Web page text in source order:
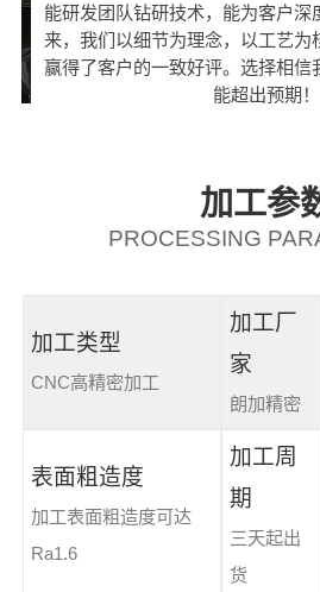
能研发团队钻研技术，能为客户深
来，我们以细节为理念，以工艺为
赢得了客户的一致好评。选择相信
能超出预期！
加工参
PROCESSING
加工类型
CNC高精密加工
加工厂
家
朗加精密
表面粗造度
加工表面粗造度可达
Ra1.6
加工周
期
三天起出
货